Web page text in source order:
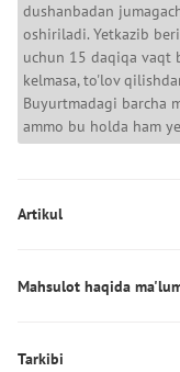
dushanbadan
oshiriladi. Yetkazib
uchun 15 daqiqa vaqt
kelmasa, to'lov
Buyurtmadagi barcha
ammo bu holda ham
Artikul
Mahsulot haqida
Tarkibi